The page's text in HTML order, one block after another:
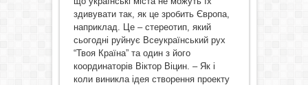
здивувати так, як це зробить Європа,
наприклад. Це – стереотип, який
сьогодні руйнує Всеукраїнський рух
“Твоя Країна” та один з його
координаторів Віктор Віцин. – Як і
коли виникла ідея створення проекту